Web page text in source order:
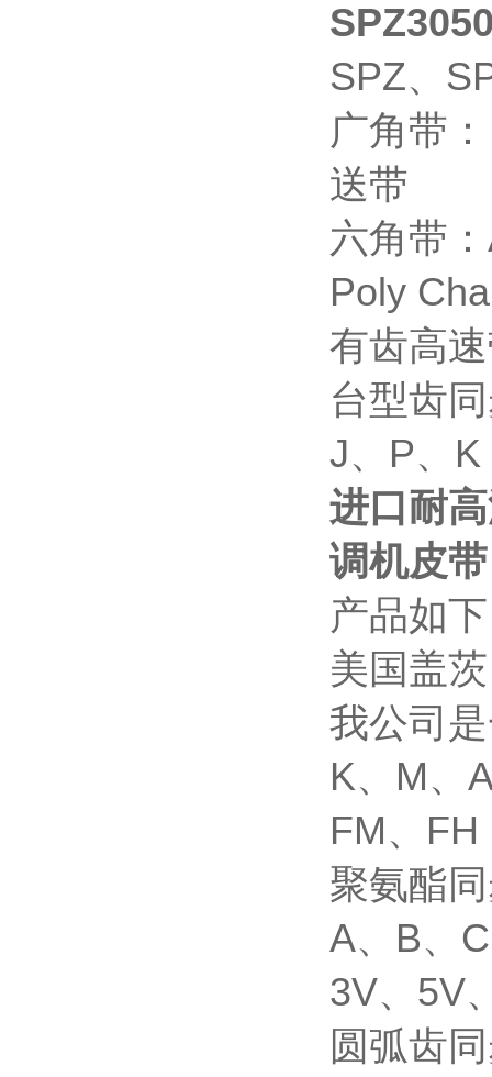
SPZ、
广角带
送带
六角带
Poly
有齿高
台型齿
J、P、K
进口耐
调机皮带
产品如
美国盖
我公司
K、M、
FM、FH
聚氨酯
A、B、
3V、5V
圆弧齿